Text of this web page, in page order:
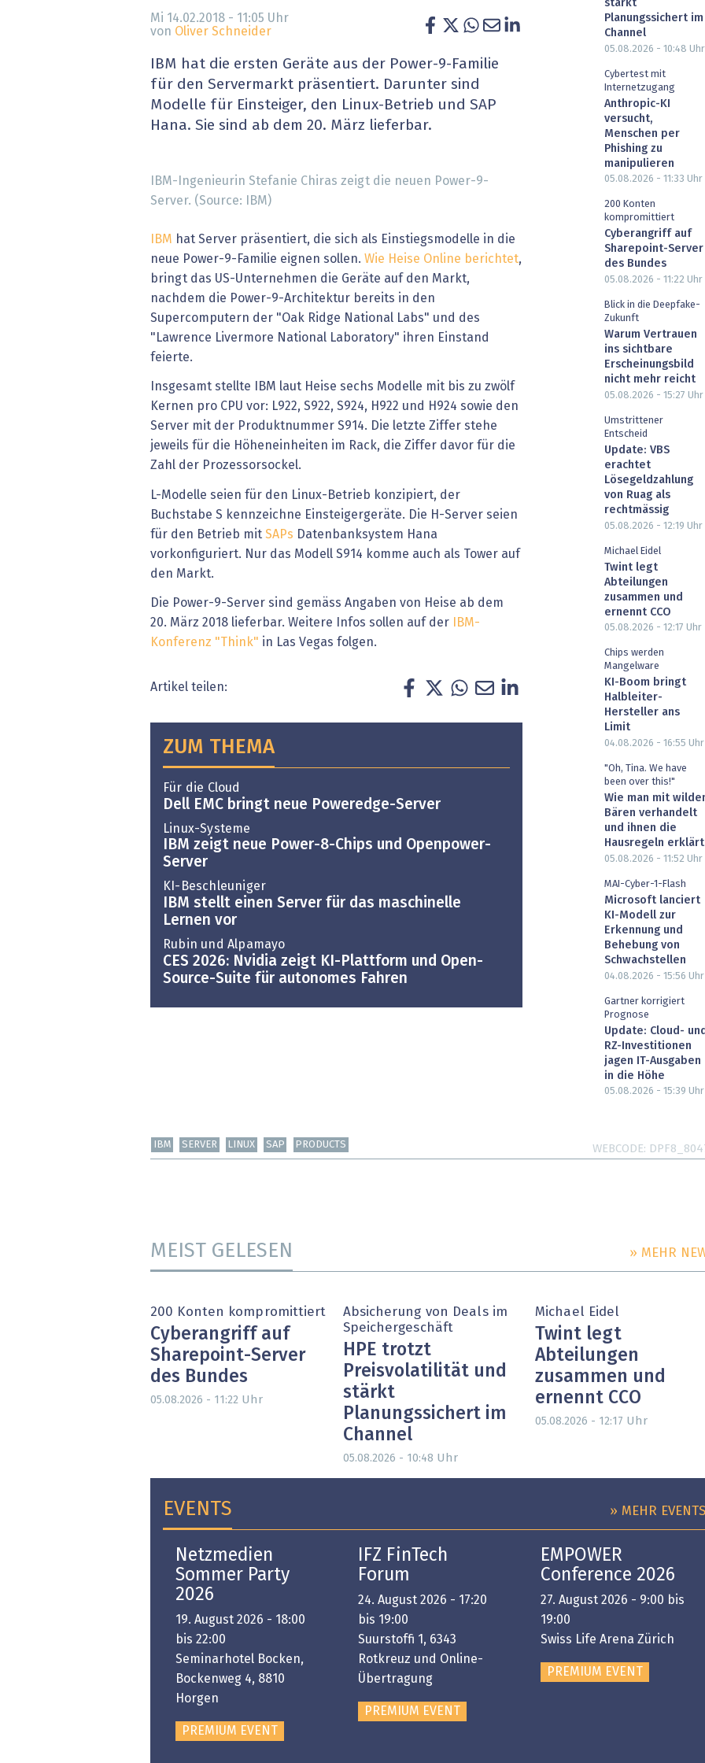
» alle News Gesundheit wird digital
Blockchain
EU-DSGVO
XaaS, Managed Services & Co.
IT for Health
Artificial Intelligence
Finance 2030
Fintech & Insurtech
Professional AV & Digital Signage
Mi 14.02.2018 - 11:05 Uhr
von Oliver Schneider
IBM hat die ersten Geräte aus der Power-9-Familie
für den Servermarkt präsentiert. Darunter sind
Modelle für Einsteiger, den Linux-Betrieb und SAP
Hana. Sie sind ab dem 20. März lieferbar.
IBM-Ingenieurin Stefanie Chiras zeigt die neuen Power-9-
Server. (Source: IBM)
IBM hat Server präsentiert, die sich als Einstiegsmodelle in die
neue Power-9-Familie eignen sollen. Wie Heise Online berichtet,
bringt das US-Unternehmen die Geräte auf den Markt,
nachdem die Power-9-Architektur bereits in den
Supercomputern der "Oak Ridge National Labs" und des
"Lawrence Livermore National Laboratory" ihren Einstand
feierte.
Insgesamt stellte IBM laut Heise sechs Modelle mit bis zu zwölf
Kernen pro CPU vor: L922, S922, S924, H922 und H924 sowie den
Server mit der Produktnummer S914. Die letzte Ziffer stehe
jeweils für die Höheneinheiten im Rack, die Ziffer davor für die
Zahl der Prozessorsockel.
L-Modelle seien für den Linux-Betrieb konzipiert, der
Buchstabe S kennzeichne Einsteigergeräte. Die H-Server seien
für den Betrieb mit SAPs Datenbanksystem Hana
vorkonfiguriert. Nur das Modell S914 komme auch als Tower auf
den Markt.
Die Power-9-Server sind gemäss Angaben von Heise ab dem
20. März 2018 lieferbar. Weitere Infos sollen auf der
IBM-
Konferenz "Think" in Las Vegas folgen.
Artikel teilen:
ZUM THEMA
Für die Cloud
Dell EMC bringt neue Poweredge-Server
Linux-Systeme
IBM zeigt neue Power-8-Chips und Openpower-
Server
KI-Beschleuniger
IBM stellt einen Server für das maschinelle
Lernen vor
Rubin und Alpamayo
CES 2026: Nvidia zeigt KI-Plattform und Open-
Source-Suite für autonomes Fahren
stärkt
Planungssichert im
Channel
05.08.2026 - 10:48 Uhr
Cybertest mit
Internetzugang
Anthropic-KI
versucht,
Menschen per
Phishing zu
manipulieren
05.08.2026 - 11:33 Uhr
200 Konten
kompromittiert
Cyberangriff auf
Sharepoint-Server
des Bundes
05.08.2026 - 11:22 Uhr
Blick in die Deepfake-
Zukunft
Warum Vertrauen
ins sichtbare
Erscheinungsbild
nicht mehr reicht
05.08.2026 - 15:27 Uhr
Umstrittener
Entscheid
Update: VBS
erachtet
Lösegeldzahlung
von Ruag als
rechtmässig
05.08.2026 - 12:19 Uhr
Michael Eidel
Twint legt
Abteilungen
zusammen und
ernennt CCO
05.08.2026 - 12:17 Uhr
Chips werden
Mangelware
KI-Boom bringt
Halbleiter-
Hersteller ans
Limit
04.08.2026 - 16:55 Uhr
"Oh, Tina. We have
been over this!"
Wie man mit
Bären verhandelt
und ihnen die
Hausregeln erklärt
05.08.2026 - 11:52 Uhr
MAI-Cyber-1-Flash
Microsoft lanciert
KI-Modell zur
Erkennung und
Behebung von
Schwachstellen
04.08.2026 - 15:56 Uhr
Gartner korrigiert
Prognose
Update: Cloud- und
RZ-Investitionen
jagen IT-Ausgaben
in die Höhe
05.08.2026 - 15:39 Uhr
IBM SERVER LINUX SAP PRODUCTS WEBCODE
MEIST GELESEN » MEHR
200 Konten kompromittiert
Cyberangriff auf
Sharepoint-Server
des Bundes
05.08.2026 - 11:22 Uhr
Absicherung von Deals im
Speichergeschäft
HPE trotzt
Preisvolatilität und
stärkt
Planungssichert im
Channel
05.08.2026 - 10:48 Uhr
Michael Eidel
Twint legt
Abteilungen
zusammen und
ernennt CCO
05.08.2026 - 12:17 Uhr
EVENTS » MEHR EVENTS
Netzmedien
Sommer Party
2026
19. August 2026 - 18:00
bis 22:00
Seminarhotel Bocken,
Bockenweg 4, 8810
Horgen
PREMIUM EVENT
IFZ FinTech
Forum
24. August 2026 - 17:20
bis 19:00
Suurstoffi 1, 6343
Rotkreuz und Online-
Übertragung
PREMIUM EVENT
EMPOWER
Conference 2026
27. August 2026 - 9:00 bis
19:00
Swiss Life Arena Zürich
PREMIUM EVENT